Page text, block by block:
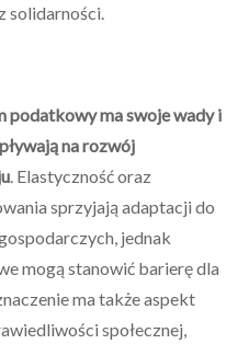
solidarności.
podatkowy ma swoje wady i
na rozwój
. Elastyczność oraz
sprzyjają adaptacji do
jednak
mogą stanowić barierę dla
ma także aspekt
społecznej,